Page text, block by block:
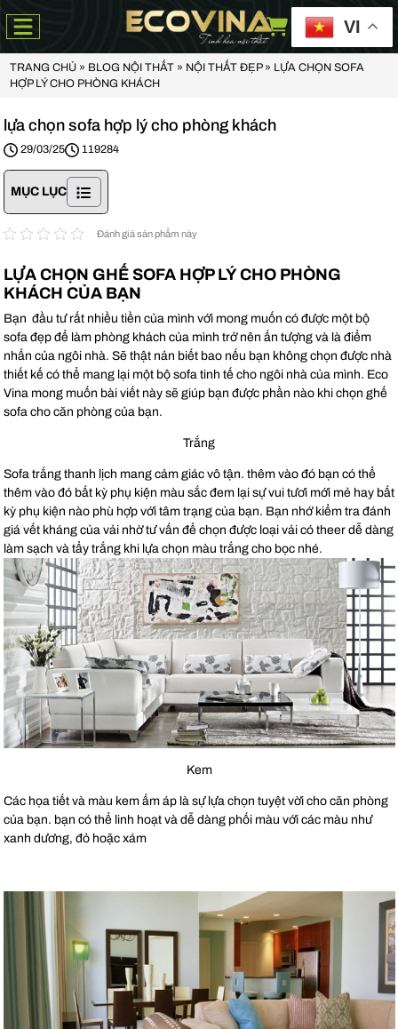
VI
TRANG CHỦ» BLOG NỘI THẤT» NỘI THẤT ĐẸP» LỰA CHỌN SOFA
HỢP LÝ CHO PHÒNG KHÁCH
lựa chọn sofa hợp lý cho phòng khách
29/03/25 119284
MỤC LỤC
Đánh giá sản phẩm này
LỰA CHỌN GHẾ SOFA HỢP LÝ CHO PHÒNG
KHÁCH CỦA BẠN
Bạn đầu tư rất nhiều tiền của mình với mong muốn có được một bộ
sofa đẹp để làm phòng khách của mình trở nên ấn tượng và là điểm
nhấn của ngôi nhà. Sẽ thật nản biết bao nếu bạn không chọn được nhà
thiết kế có thể mang lại một bộ sofa tinh tế cho ngôi nhà của mình. Eco
Vina mong muốn bài viết này sẽ giúp bạn được phần nào khi chọn ghế
sofa cho căn phòng của bạn.
Trắng
Sofa trắng thanh lịch mang cảm giác vô tận. thêm vào đó bạn có thể
thêm vào đó bất kỳ phụ kiện màu sắc đem lại sự vui tươi mới mẻ hay bất
kỳ phụ kiện nào phù hợp với tâm trạng của bạn. Bạn nhớ kiểm tra đánh
giá vết kháng của vải nhờ tư vấn để chọn được loại vải có theer dễ dàng
làm sạch và tẩy trắng khi lựa chọn màu trắng cho bọc nhé.
Kem
Các họa tiết và màu kem ấm áp là sự lựa chọn tuyệt vời cho căn phòng
của bạn. bạn có thể linh hoạt và dễ dàng phối màu với các màu như
xanh dương, đỏ hoặc xám